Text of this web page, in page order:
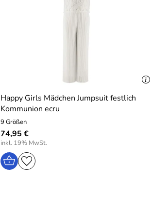
Happy Girls Mädchen Jumpsuit festlich
Kommunion ecru
9 Größen
74,95 €
inkl. 19% MwSt.